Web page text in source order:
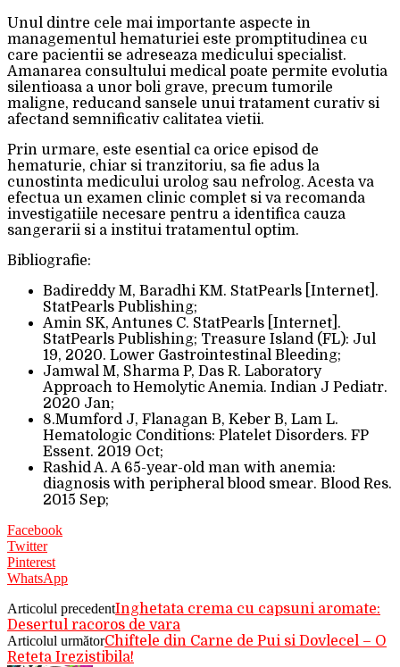
Unul dintre cele mai importante aspecte in
managementul hematuriei este promptitudinea cu
care pacientii se adreseaza medicului specialist.
Amanarea consultului medical poate permite evolutia
silentioasa a unor boli grave, precum tumorile
maligne, reducand sansele unui tratament curativ si
afectand semnificativ calitatea vietii.
Prin urmare, este esential ca orice episod de
hematurie, chiar si tranzitoriu, sa fie adus la
cunostinta medicului urolog sau nefrolog. Acesta va
efectua un examen clinic complet si va recomanda
investigatiile necesare pentru a identifica cauza
sangerarii si a institui tratamentul optim.
Bibliografie:
Badireddy M, Baradhi KM. StatPearls [Internet].
StatPearls Publishing;
Amin SK, Antunes C. StatPearls [Internet].
StatPearls Publishing; Treasure Island (FL): Jul
19, 2020. Lower Gastrointestinal Bleeding;
Jamwal M, Sharma P, Das R. Laboratory
Approach to Hemolytic Anemia. Indian J Pediatr.
2020 Jan;
8.Mumford J, Flanagan B, Keber B, Lam L.
Hematologic Conditions: Platelet Disorders. FP
Essent. 2019 Oct;
Rashid A. A 65-year-old man with anemia:
diagnosis with peripheral blood smear. Blood Res.
2015 Sep;
Facebook
Twitter
Pinterest
WhatsApp
Articolul precedentInghetata crema cu capsuni aromate:
Desertul racoros de vara
Articolul următorChiftele din Carne de Pui si Dovlecel – O
Reteta Irezistibila!